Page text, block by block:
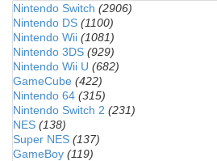
Nintendo Switch (2906)
Nintendo DS (1100)
Nintendo Wii (1081)
Nintendo 3DS (929)
Nintendo Wii U (682)
GameCube (422)
Nintendo 64 (315)
Nintendo Switch 2 (231)
NES (138)
Super NES (137)
GameBoy (119)